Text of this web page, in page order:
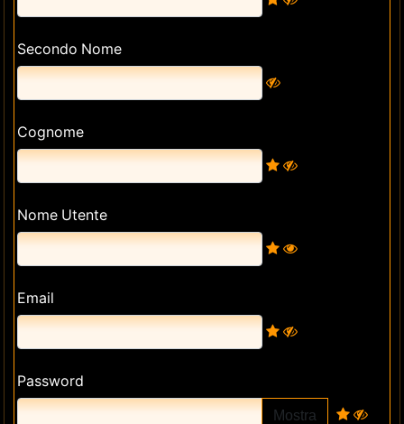
Secondo Nome
Cognome
Nome Utente
Email
Password
Mostra